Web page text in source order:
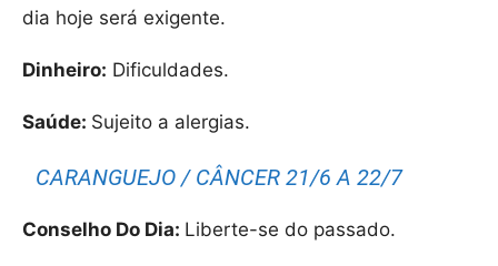
dia hoje será exigente.
Dinheiro: Dificuldades.
Saúde: Sujeito a alergias.
CARANGUEJO / CÂNCER 21/6 A 22/7
Conselho Do Dia: Liberte-se do passado.